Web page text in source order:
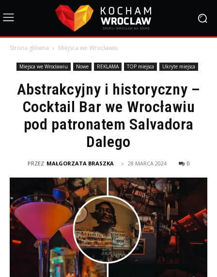
Strona główna Miejsca we Wrocławiu
Miejsca we Wrocławiu Nowe REKLAMA TOP miejsca Ukryte miejsca
Abstrakcyjny i historyczny –
Cocktail Bar we Wrocławiu
pod patronatem Salvadora
Dalego
PRZEZ MAŁGORZATA BRASZKA 28 MARCA 2024 0